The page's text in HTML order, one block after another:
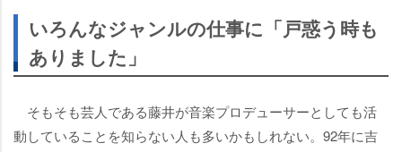
いろんなジャンルの仕事に「戸惑う時も
ありました」
そもそも芸人である藤井が音楽プロデューサーとしても活
動していることを知らない人も多いかもしれない。92年に吉